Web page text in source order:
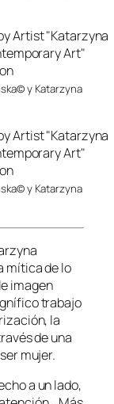
y Katarzyna
y Katarzyna
mítica de lo
imagen
trabajo
la
de una
mujer.
a un lado,